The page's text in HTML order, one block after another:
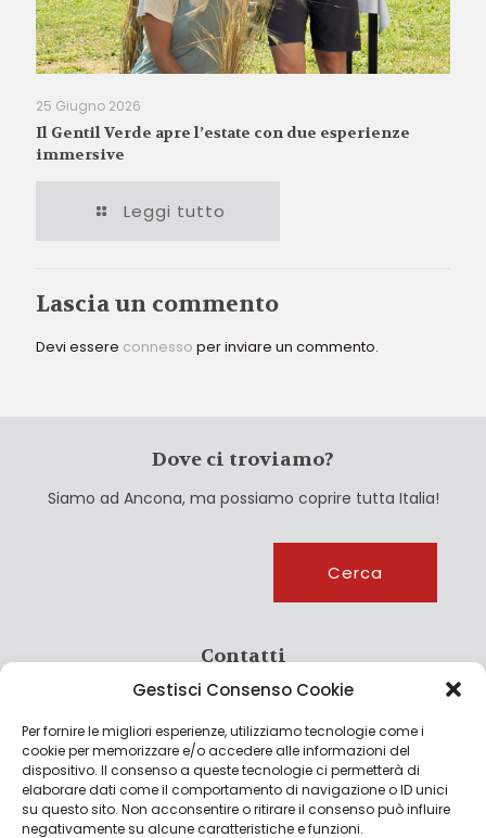
Gestisci Consenso Cookie
Per fornire le migliori esperienze, utilizziamo tecnologie come i
cookie per memorizzare e/o accedere alle informazioni del
dispositivo. Il consenso a queste tecnologie ci permetterà di
elaborare dati come il comportamento di navigazione o ID unici
su questo sito. Non acconsentire o ritirare il consenso può influire
negativamente su alcune caratteristiche e funzioni.
25 Giugno 2026
Il Gentil Verde apre l’estate con due esperienze
immersive
Leggi tutto
Lascia un commento
Devi essere connesso per inviare un commento.
Dove ci troviamo?
Siamo ad Ancona, ma possiamo coprire tutta Italia!
Cerca
Contatti
info@culturagroalimentare.com
Note legali